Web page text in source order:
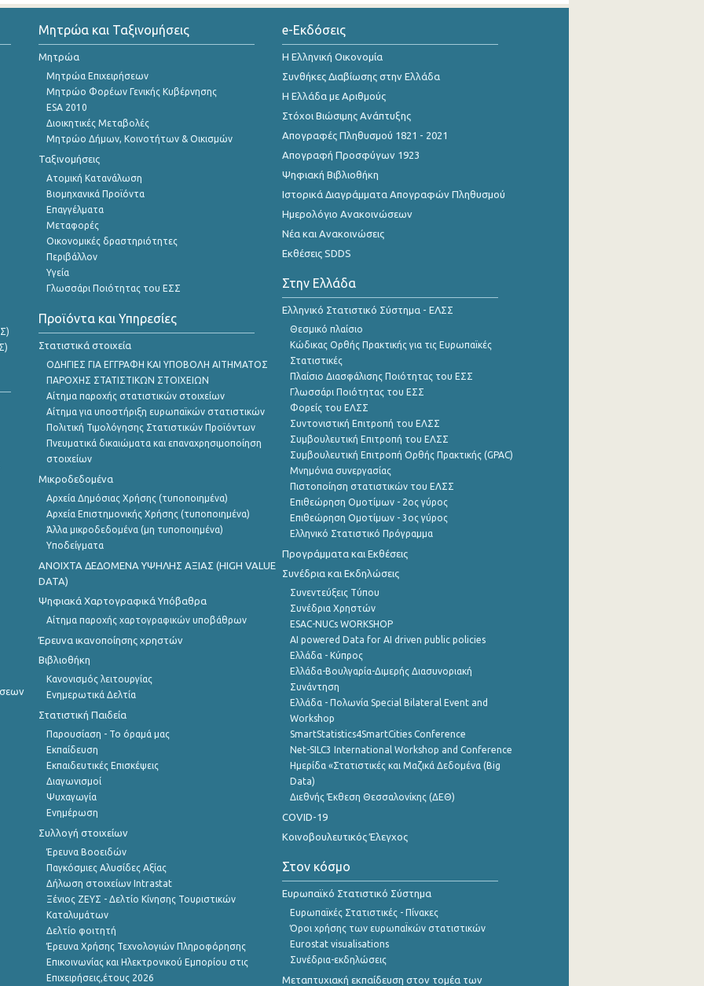
Μητρώα και Ταξινομήσεις
Μητρώα
Μητρώα Επιχειρήσεων
Μητρώο Φορέων Γενικής Κυβέρνησης
ESA 2010
Διοικητικές Μεταβολές
Μητρώο Δήμων, Κοινοτήτων & Οικισμών
Ταξινομήσεις
Ατομική Κατανάλωση
Βιομηχανικά Προϊόντα
Επαγγέλματα
Μεταφορές
Οικονομικές δραστηριότητες
Περιβάλλον
Υγεία
Γλωσσάρι Ποιότητας του ΕΣΣ
Προϊόντα και Υπηρεσίες
Στατιστικά στοιχεία
ΟΔΗΓΙΕΣ ΓΙΑ ΕΓΓΡΑΦΗ ΚΑΙ ΥΠΟΒΟΛΗ ΑΙΤΗΜΑΤΟΣ
ΠΑΡΟΧΗΣ ΣΤΑΤΙΣΤΙΚΩΝ ΣΤΟΙΧΕΙΩΝ
Αίτημα παροχής στατιστικών στοιχείων
Αίτημα για υποστήριξη ευρωπαϊκών στατιστικών
Πολιτική Τιμολόγησης Στατιστικών Προϊόντων
Πνευματικά δικαιώματα και επαναχρησιμοποίηση
στοιχείων
Μικροδεδομένα
Αρχεία Δημόσιας Χρήσης (τυποποιημένα)
Αρχεία Επιστημονικής Χρήσης (τυποποιημένα)
Άλλα μικροδεδομένα (μη τυποποιημένα)
Υποδείγματα
ANOIXTA ΔΕΔΟΜΕΝΑ ΥΨΗΛΗΣ ΑΞΙΑΣ (HIGH VALUE
DATA)
Ψηφιακά Χαρτογραφικά Υπόβαθρα
Αίτημα παροχής χαρτογραφικών υποβάθρων
Έρευνα ικανοποίησης χρηστών
Βιβλιοθήκη
Κανονισμός λειτουργίας
Ενημερωτικά Δελτία
Στατιστική Παιδεία
Παρουσίαση - Το όραμά μας
Εκπαίδευση
Εκπαιδευτικές Επισκέψεις
Διαγωνισμοί
Ψυχαγωγία
Ενημέρωση
Συλλογή στοιχείων
Έρευνα Βοοειδών
Παγκόσμιες Αλυσίδες Αξίας
Δήλωση στοιχείων Intrastat
Ξένιος ΖΕΥΣ - Δελτίο Κίνησης Τουριστικών
Καταλυμάτων
Δελτίο φοιτητή
Έρευνα Χρήσης Τεχνολογιών Πληροφόρησης
Επικοινωνίας και Ηλεκτρονικού Εμπορίου στις
Επιχειρήσεις,έτους 2026
e-Εκδόσεις
Η Ελληνική Οικονομία
Συνθήκες Διαβίωσης στην Ελλάδα
Η Ελλάδα με Αριθμούς
Στόχοι Βιώσιμης Ανάπτυξης
Απογραφές Πληθυσμού 1821 - 2021
Απογραφή Προσφύγων 1923
Ψηφιακή Βιβλιοθήκη
Ιστορικά Διαγράμματα Απογραφών Πληθυσμού
Ημερολόγιο Ανακοινώσεων
Νέα και Ανακοινώσεις
Εκθέσεις SDDS
Στην Ελλάδα
Ελληνικό Στατιστικό Σύστημα - ΕΛΣΣ
Θεσμικό πλαίσιο
Κώδικας Ορθής Πρακτικής για τις Ευρωπαϊκές
Στατιστικές
Πλαίσιο Διασφάλισης Ποιότητας του ΕΣΣ
Γλωσσάρι Ποιότητας του ΕΣΣ
Φορείς του ΕΛΣΣ
Συντονιστική Επιτροπή του ΕΛΣΣ
Συμβουλευτική Επιτροπή του ΕΛΣΣ
Συμβουλευτική Επιτροπή Ορθής Πρακτικής (GPAC)
Μνημόνια συνεργασίας
Πιστοποίηση στατιστικών του ΕΛΣΣ
Επιθεώρηση Ομοτίμων - 2ος γύρος
Επιθεώρηση Ομοτίμων - 3ος γύρος
Ελληνικό Στατιστικό Πρόγραμμα
Προγράμματα και Εκθέσεις
Συνέδρια και Εκδηλώσεις
Συνεντεύξεις Τύπου
Συνέδρια Χρηστών
ESAC-NUCs WORKSHOP
AI powered Data for AI driven public policies
Ελλάδα - Κύπρος
Ελλάδα-Βουλγαρία-Διμερής Διασυνοριακή
Συνάντηση
Ελλάδα - Πολωνία Special Bilateral Event and
Workshop
SmartStatistics4SmartCities Conference
Net-SILC3 International Workshop and Conference
Ημερίδα «Στατιστικές και Μαζικά Δεδομένα (Big
Data)
Διεθνής Έκθεση Θεσσαλονίκης (ΔΕΘ)
COVID-19
Κοινοβουλευτικός Έλεγχος
Στον κόσμο
Ευρωπαϊκό Στατιστικό Σύστημα
Ευρωπαϊκές Στατιστικές - Πίνακες
Όροι χρήσης των ευρωπαΪκών στατιστικών
Eurostat visualisations
Συνέδρια-εκδηλώσεις
Μεταπτυχιακή εκπαίδευση στον τομέα των